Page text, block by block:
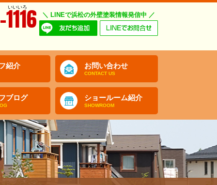
いいいろ
＼ LINEで浜松の外壁塗装情報発信中 ／
紹介 お問い合わせ
CONTACT US
ブログ ショールーム紹介
SHOWROOM